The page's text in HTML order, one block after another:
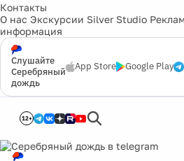
Контакты
О нас Экскурсии Silver Studio
информация
Слушайте
Серебряный
дождь
App Store Google Play
12+